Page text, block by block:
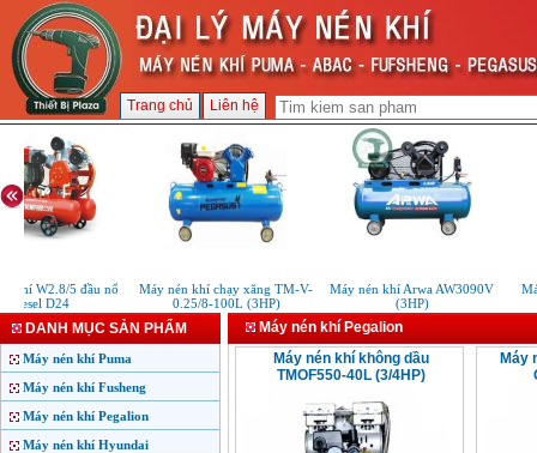
Trang chủ Liên hệ
khí W2.8/5 đầu nổ
diesel D24
Máy nén khí chạy xăng TM-V-
0.25/8-100L (3HP)
Máy nén khí Arwa AW3090V
(3HP)
DANH MỤC SẢN PHẨM
Máy nén khí Puma
Máy nén khí Fusheng
Máy nén khí Pegalion
Máy nén khí Hyundai
Máy nén khí Pegalion
Máy nén khí không dầu
TMOF550-40L (3/4HP)
Máy